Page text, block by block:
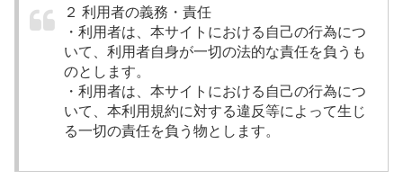
２ 利用者の義務・責任
・利用者は、本サイトにおける自己の行為につ
いて、利用者自身が一切の法的な責任を負うも
のとします。
・利用者は、本サイトにおける自己の行為につ
いて、本利用規約に対する違反等によって生じ
る一切の責任を負う物とします。